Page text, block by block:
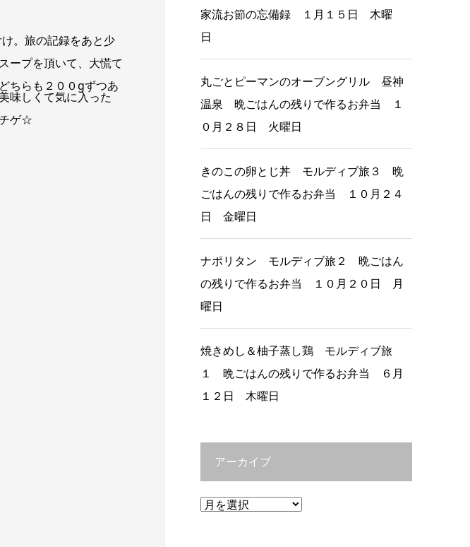
。旅の記録をあと少
ープを頂いて、大慌て
ちらも２００gずつあ
味しくて気に入った
ゲ☆
家流お節の忘備録 １月１５日 木曜
日
丸ごとピーマンのオーブングリル 昼神
温泉 晩ごはんの残りで作るお弁当 １
０月２８日 火曜日
きのこの卵とじ丼 モルディブ旅３ 晩
ごはんの残りで作るお弁当 １０月２４
日 金曜日
ナポリタン モルディブ旅２ 晩ごはん
の残りで作るお弁当 １０月２０日 月
曜日
焼きめし＆柚子蒸し鶏 モルディブ旅
１ 晩ごはんの残りで作るお弁当 ６月
１２日 木曜日
アーカイブ